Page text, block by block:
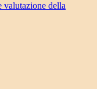
valutazione della